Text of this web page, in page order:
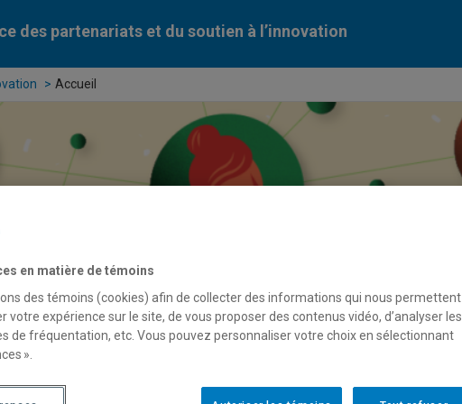
des partenariats et du soutien à l’innovation
Accueil
en matière de témoins
des témoins (cookies) afin de collecter des informations qui nous permettent
votre expérience sur le site, de vous proposer des contenus vidéo, d’analyser les
de fréquentation, etc. Vous pouvez personnaliser votre choix en sélectionnant
».